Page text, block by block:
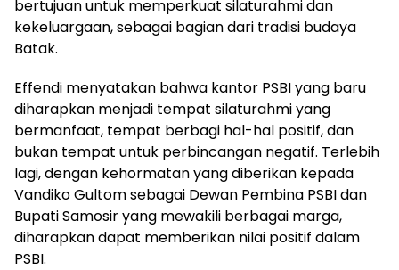
bertujuan untuk memperkuat silaturahmi dan
kekeluargaan, sebagai bagian dari tradisi budaya
Batak.
Effendi menyatakan bahwa kantor PSBI yang baru
diharapkan menjadi tempat silaturahmi yang
bermanfaat, tempat berbagi hal-hal positif, dan
bukan tempat untuk perbincangan negatif. Terlebih
lagi, dengan kehormatan yang diberikan kepada
Vandiko Gultom sebagai Dewan Pembina PSBI dan
Bupati Samosir yang mewakili berbagai marga,
diharapkan dapat memberikan nilai positif dalam
PSBI.